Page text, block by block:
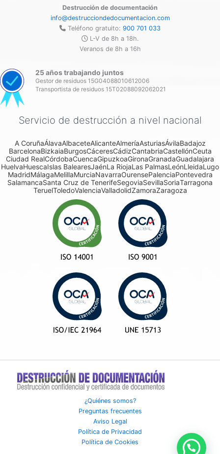
Destrucción de documentación
info@destrucciondedocumentacion.com
Teléfono gratuito: 900 701 033
L-V de 8h a 18h.
Veranos de 8h a 16h
25 años trabajando juntos
Gestor de residuos 15G04088010612006
Transportista de residuos 15T02088092062021
Servicio de destrucción a nivel nacional
A CoruñaÁlavaAlbaceteAlicanteAlmeríaAsturiasÁvilaBadajoz
BarcelonaBizkaiaBurgosCáceresCádizCantabriaCastellónCeuta
Ciudad RealCórdobaCuencaGipuzkoaGironaGranadaGuadalajara
HuelvaHuescaIslas BalearesJaénLa RiojaLas PalmasLeónLleidaLugo
MadridMálagaMelillaMurciaNavarraOurensePalenciaPontevedra
SalamancaSanta Cruz de TenerifeSegoviaSevillaSoriaTarragona
TeruelToledoValenciaValladolidZamoraZaragoza
¿Quiénes somos?
Preguntas frecuentes
Aviso Legal
Política de Privacidad
Política de Cookies